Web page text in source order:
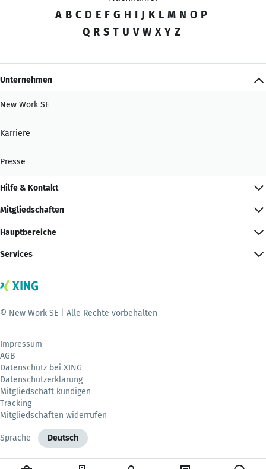
A B C D E F G H I J K L M N O P
Q R S T U V W X Y Z
Unternehmen
New Work SE
Karriere
Presse
Hilfe & Kontakt
Mitgliedschaften
Hauptbereiche
Services
© New Work SE | Alle Rechte vorbehalten
Impressum
AGB
Datenschutz bei XING
Datenschutzerklärung
Mitgliedschaft kündigen
Tracking
Mitgliedschaften widerrufen
Sprache Deutsch